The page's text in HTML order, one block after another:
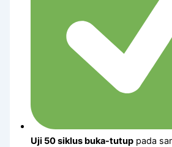
Uji 50 siklus buka-tutup pada